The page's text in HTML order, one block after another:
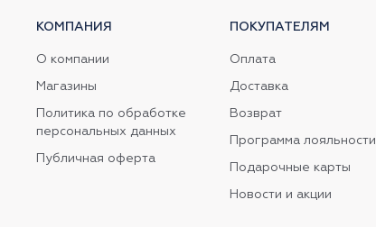
КОМПАНИЯ
О компании
Магазины
Политика по обработке
персональных данных
Публичная оферта
ПОКУПАТЕЛЯМ
Оплата
Доставка
Возврат
Программа лояльности
Подарочные карты
Новости и акции